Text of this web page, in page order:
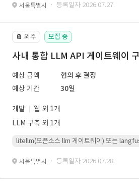
서울특별시 · 등록일자 2026.07.27.
📔 외주 모집 중
사내 통합 LLM API 게이트웨이
예상 금액
협의 후 결정
예상 기간
30일
개발
웹 외 1개
LLM 구축 외 1개
litellm(오픈소스 llm 게이트웨이) 또는
서울특별시 · 등록일자 2026.07.28.